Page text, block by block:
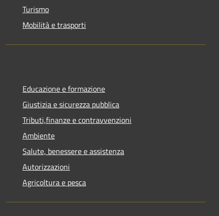
Turismo
Mobilità e trasporti
Educazione e formazione
Giustizia e sicurezza pubblica
Tributi,finanze e contravvenzioni
Ambiente
Salute, benessere e assistenza
Autorizzazioni
Agricoltura e pesca